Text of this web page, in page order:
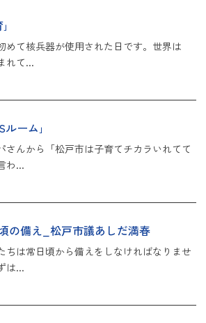
めて核兵器が使用された日です。世界は
れて...
ルーム｣
さんから「松戸市は子育てチカラいれてて
わ...
の備え_松戸市議あしだ満春
ちは常日頃から備えをしなければなりませ
は...